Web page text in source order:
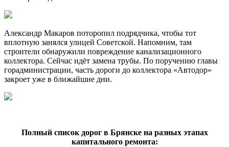
Александр Макаров поторопил подрядчика, чтобы тот
вплотную занялся улицей Советской. Напомним, там
строители обнаружили повреждение канализационного
коллектора. Сейчас идёт замена трубы. По поручению главы
горадминистрации, часть дороги до коллектора «Автодор»
закроет уже в ближайшие дни.
Полный список дорог в Брянске на разных этапах
капитального ремонта: